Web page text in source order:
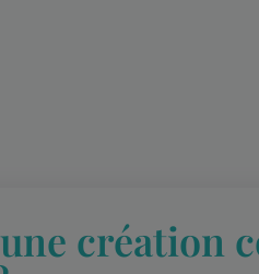
création